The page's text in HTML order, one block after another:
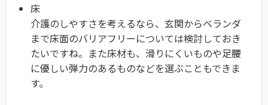
床
介護のしやすさを考えるなら、玄関からベランダ
まで床面のバリアフリーについては検討しておき
たいですね。また床材も、滑りにくいものや足腰
に優しい弾力のあるものなどを選ぶこともできま
す。